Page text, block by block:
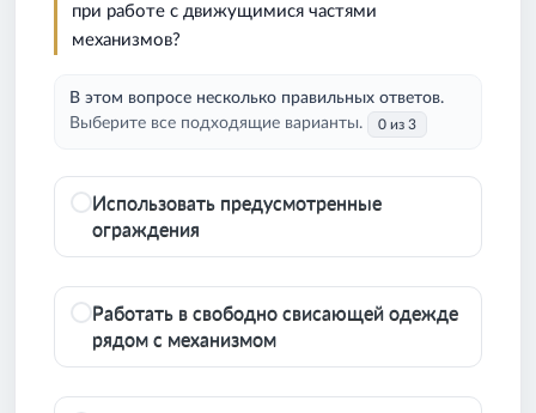
при работе с движущимися частями
механизмов?
В этом вопросе несколько правильных ответов.
Выберите все подходящие варианты.
0 из 3
Использовать предусмотренные
ограждения
Работать в свободно свисающей одежде
рядом с механизмом